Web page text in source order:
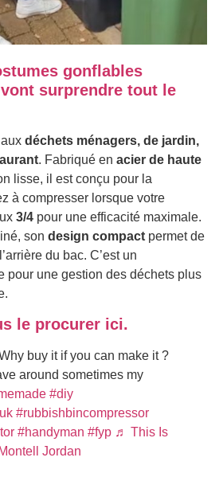
gonflables
surprendre tout le
déchets ménagers, de jardin,
. Fabriqué en acier de haute
lisse, il est conçu pour la
à compresser lorsque votre
3/4 pour une efficacité maximale.
son design compact permet de
du bac. C’est un
pour une gestion des déchets plus
le procurer ici.
buy it if you can make it ?
around sometimes my
#diy
#rubbishbincompressor
#handyman #fyp ♬ This Is
Jordan